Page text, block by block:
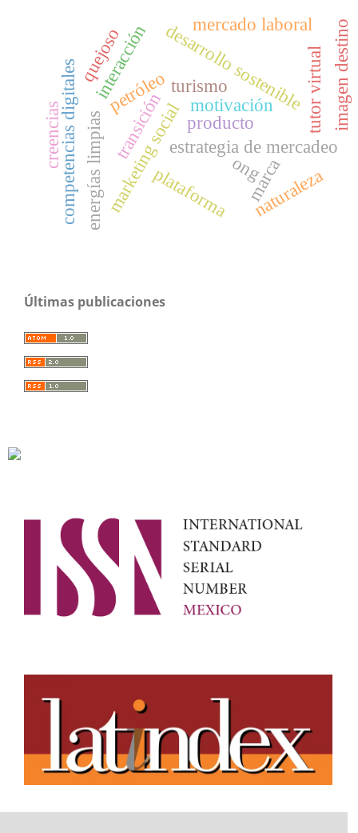
estrategia de mercadeo
marketing social ong
petróleodesarrollo sostenible
energías limpias
motivación tutor virtual
interacción
competencias digitales
mercado laboral
marca
plataforma
turismo
naturaleza
imagen destino
producto
creencias transición
quejoso
Últimas publicaciones